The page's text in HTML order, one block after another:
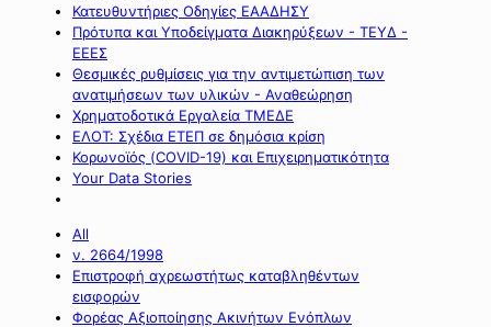
Κατευθυντήριες Οδηγίες ΕΑΑΔΗΣΥ
Πρότυπα και Υποδείγματα Διακηρύξεων - ΤΕΥΔ -
ΕΕΕΣ
Θεσμικές ρυθμίσεις για την αντιμετώπιση των
ανατιμήσεων των υλικών - Αναθεώρηση
Χρηματοδοτικά Εργαλεία ΤΜΕΔΕ
ΕΛΟΤ: Σχέδια ΕΤΕΠ σε δημόσια κρίση
Κορωνοϊός (COVID-19) και Επιχειρηματικότητα
Your Data Stories
All
ν. 2664/1998
Επιστροφή αχρεωστήτως καταβληθέντων
εισφορών
Φορέας Αξιοποίησης Ακινήτων Ενόπλων